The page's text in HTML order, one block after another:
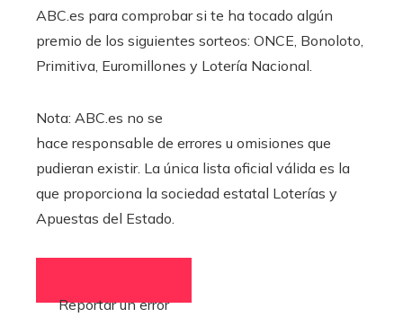
ABC.es para comprobar si te ha tocado algún
premio de los siguientes sorteos: ONCE, Bonoloto,
Primitiva, Euromillones y Lotería Nacional.
Nota: ABC.es no se
hace responsable de errores u omisiones que
pudieran existir. La única lista oficial válida es la
que proporciona la sociedad estatal Loterías y
Apuestas del Estado.
Reportar un error